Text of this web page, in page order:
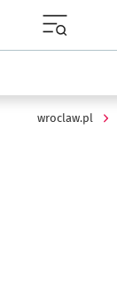
wroclaw.pl